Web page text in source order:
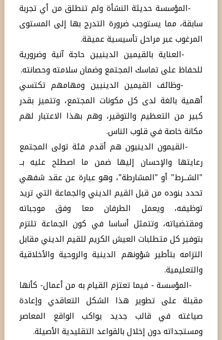
-المؤسسة حديثة النشأة ولم تنطلق من أي تجربة
سابقة، مما يستوجب ضرورة التدرج بها إلى المستوى
المرغوب عبر مراحل تأسيسية عميقة.
-العناية بالقيمين الدينيين حاجة آنية وضرورية
للحفاظ على تماسك المجتمع وضمان سلامته وحصانته.
-وظائف القيمين الدينيين ومهامهم تكتسي
أهمية بالغة لدى كل مكونات المجتمع، وتتميز بقدر
كبير من التعظيم والتوقير، وهم بهذا الاعتبار لهم
مكانة خاصة في قلوب الناس.
-القيمون الدينيون هم أقدم فئة تولى المجتمع
رعايتها والإحسان إليها ضمن ما اصطلح عليه بــ
"الشــرط" أو "المشارطة"، وهو عبارة عن عقد شفهي
تحدد بنوده من قبل القيم الديني والجماعة التي تريد
توظيفه، ويعمل الطرفان معا وفق موجباته
ومقتضياته، وتتمثل أساسا في كون الجماعة تلتزم
بتوفير كل متطلبات العيش الكريم للقيم الديني مقابل
التزامه بتأطير شؤونهم الدينية والروحية والأخلاقية
والتعليمية.
-المؤسسة - فيما تعتزم القيام به من أعمال- كأنها
مقبلة على تطوير هذا الشكل التعاقدي وإعادة
صياغته في قالب جديد يواكب الواقع المعاصر
ومستجداته دون إخلال بالقواعد التقليدية الأصيلة.